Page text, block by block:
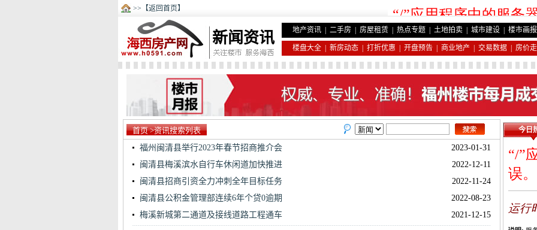
>>【返回首页】
新闻资讯 地产资讯 二手房 房屋租赁 热点专题 土地拍卖 城市建设 楼市画报
楼盘大全 新房动态 打折优惠 开盘预告 商业地产 交易数据 房价
首页>资讯搜索列表 今日
福州闽清县举行2023年春节招商推介会
2023-01-31
闽清县梅溪滨水自行车休闲道加快推进
2022-12-11
闽清县招商引资全力冲刺全年目标任务
2022-11-24
闽清县公积金管理部连续6年个贷0逾期
2022-08-23
梅溪新城第二通道及接线道路工程通车
2021-12-15